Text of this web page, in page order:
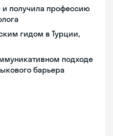
и получила профессию
гидом в Турции,
подходе
барьера